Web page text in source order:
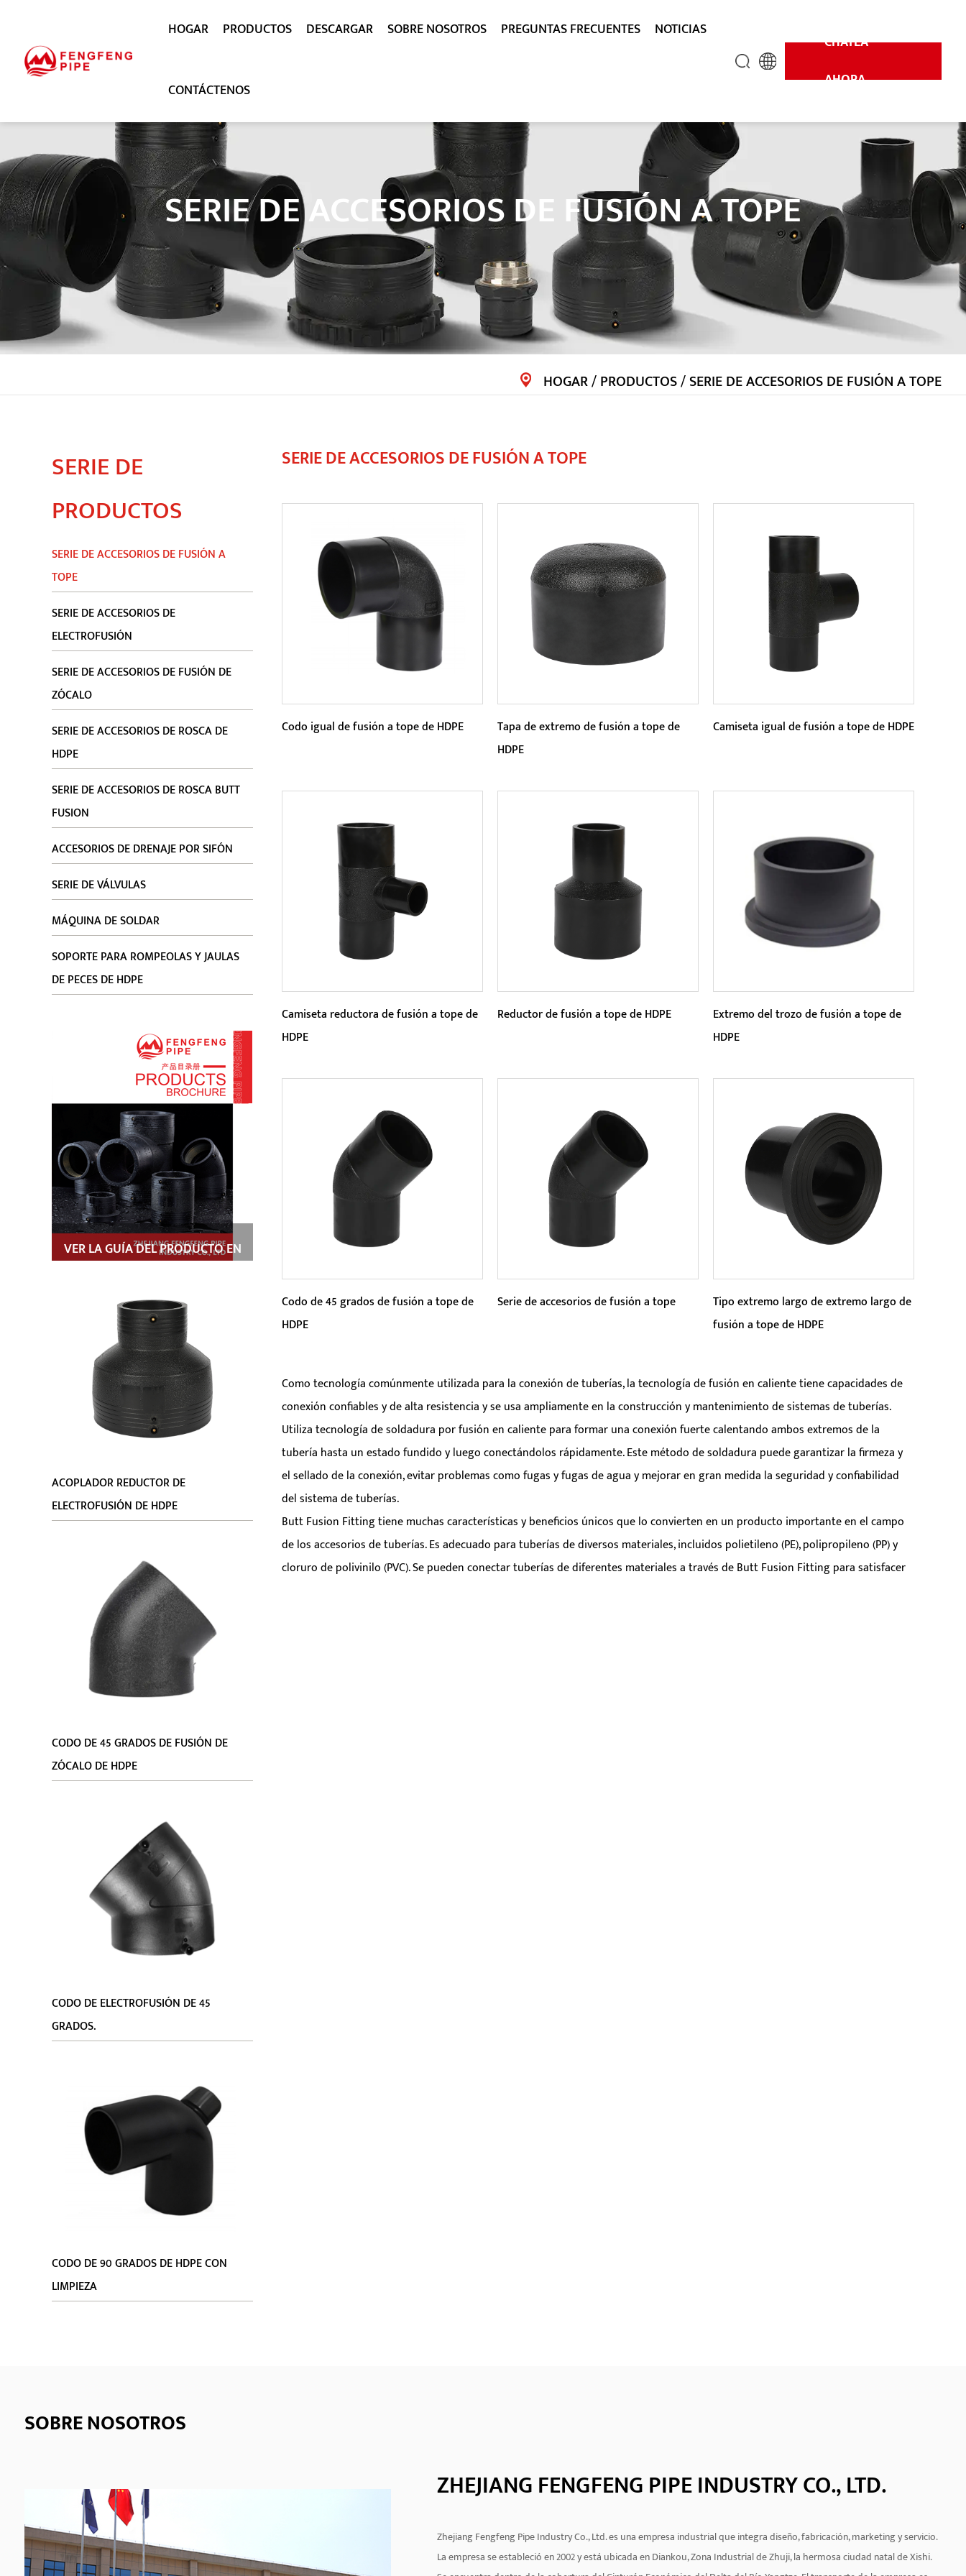
HOGAR PRODUCTOS DESCARGAR SOBRE NOSOTROS PREGUNTAS FRECUENTES NOTICIAS
CONTÁCTENOS
CHATEA
AHORA
SERIE DE ACCESORIOS DE FUSIÓN A TOPE
HOGAR/PRODUCTOS/SERIE DE ACCESORIOS DE FUSIÓN A TOPE
SERIE DE
PRODUCTOS
SERIE DE ACCESORIOS DE FUSIÓN A
TOPE
SERIE DE ACCESORIOS DE
ELECTROFUSIÓN
SERIE DE ACCESORIOS DE FUSIÓN DE
ZÓCALO
SERIE DE ACCESORIOS DE ROSCA DE
HDPE
SERIE DE ACCESORIOS DE ROSCA BUTT
FUSION
ACCESORIOS DE DRENAJE POR SIFÓN
SERIE DE VÁLVULAS
MÁQUINA DE SOLDAR
SOPORTE PARA ROMPEOLAS Y JAULAS
DE PECES DE HDPE
VER LA GUÍA DEL PRODUCTO EN
ACOPLADOR REDUCTOR DE
ELECTROFUSIÓN DE HDPE
CODO DE 45 GRADOS DE FUSIÓN DE
ZÓCALO DE HDPE
CODO DE ELECTROFUSIÓN DE 45
GRADOS.
CODO DE 90 GRADOS DE HDPE CON
LIMPIEZA
SERIE DE ACCESORIOS DE FUSIÓN A TOPE
estabilidad química, por lo que el
codo igual de fusión a tope de HD...
LEER MÁS
Codo igual de fusión a tope de HDPE
este producto es su mejor
rendimiento de sellado. A través
LEER MÁS
Tapa de extremo de fusión a tope de
HDPE
y puede funcionar de manera...
LEER MÁS
Camiseta igual de fusión a tope de HDPE
producto, la camiseta reductora
HDPE Butt Fusion tiene muchas ...
LEER MÁS
Camiseta reductora de fusión a tope de
HDPE
resistencia a la corrosión,
resistencia al desgaste y
propiedades antie...
LEER MÁS
Reductor de fusión a tope de HDPE
diseño de soldadura único que
puede lograr una conexión perfec...
LEER MÁS
Extremo del trozo de fusión a tope de
HDPE
En el campo del tratamiento de
agua, el codo de 45 grados HDPE
Butt Fusion se usa ampliamente en
...
LEER MÁS
Codo de 45 grados de fusión a tope de
HDPE
Parámetros:
LEER MÁS
Serie de accesorios de fusión a tope
Parámetros:
LEER MÁS
Tipo extremo largo de extremo largo de
fusión a tope de HDPE
Como tecnología comúnmente utilizada para la conexión de tuberías, la tecnología de fusión en caliente tiene capacidades de
conexión confiables y de alta resistencia y se usa ampliamente en la construcción y mantenimiento de sistemas de tuberías.
Utiliza tecnología de soldadura por fusión en caliente para formar una conexión fuerte calentando ambos extremos de la
tubería hasta un estado fundido y luego conectándolos rápidamente. Este método de soldadura puede garantizar la firmeza y
el sellado de la conexión, evitar problemas como fugas y fugas de agua y mejorar en gran medida la seguridad y confiabilidad
del sistema de tuberías.
Butt Fusion Fitting tiene muchas características y beneficios únicos que lo convierten en un producto importante en el campo
de los accesorios de tuberías. Es adecuado para tuberías de diversos materiales, incluidos polietileno (PE), polipropileno (PP) y
cloruro de polivinilo (PVC). Se pueden conectar tuberías de diferentes materiales a través de Butt Fusion Fitting para satisfacer
SOBRE NOSOTROS
ZHEJIANG FENGFENG PIPE INDUSTRY CO., LTD.
Zhejiang Fengfeng Pipe Industry Co., Ltd. es una empresa industrial que integra diseño, fabricación, marketing y servicio.
La empresa se estableció en 2002 y está ubicada en Diankou, Zona Industrial de Zhuji, la hermosa ciudad natal de Xishi.